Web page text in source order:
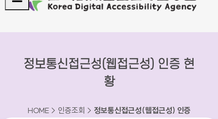
정보통신접근성(웹접근성) 인증 현
황
HOME > 인증조회 > 정보통신접근성(웹접근성) 인증